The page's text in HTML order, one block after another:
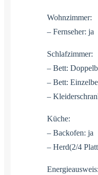
Wohnzimmer:
– Fernseher: ja
Schlafzimmer:
– Bett:
– Bett:
–
Küche:
– Backofen: ja
– Herd(2/4
Energieausweis: